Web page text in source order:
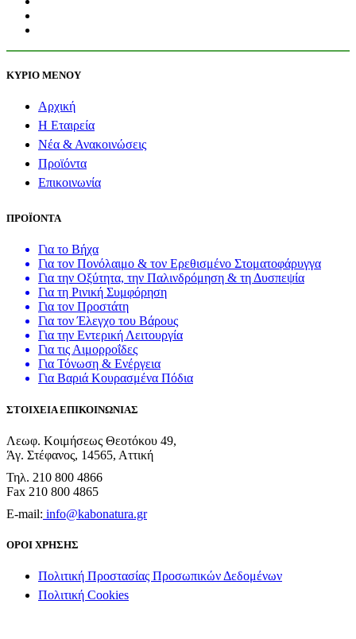
ΚΥΡΙΟ ΜΕΝΟΥ
Αρχική
Η Εταιρεία
Νέα & Ανακοινώσεις
Προϊόντα
Επικοινωνία
ΠΡΟΪΟΝΤΑ
Για το Βήχα
Για τον Πονόλαιμο & τον Ερεθισμένο Στοματοφάρυγγα
Για την Οξύτητα, την Παλινδρόμηση & τη Δυσπεψία
Για τη Ρινική Συμφόρηση
Για τον Προστάτη
Για τον Έλεγχο του Βάρους
Για την Εντερική Λειτουργία
Για τις Αιμορροΐδες
Για Τόνωση & Ενέργεια
Για Βαριά Κουρασμένα Πόδια
ΣΤΟΙΧΕΙΑ ΕΠΙΚΟΙΝΩΝΙΑΣ
Λεωφ. Κοιμήσεως Θεοτόκου 49,
Άγ. Στέφανος, 14565, Αττική
Τηλ. 210 800 4866
Fax 210 800 4865
E-mail: info@kabonatura.gr
ΟΡΟΙ ΧΡΗΣΗΣ
Πολιτική Προστασίας Προσωπικών Δεδομένων
Πολιτική Cookies